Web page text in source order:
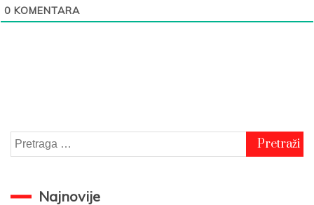
0 KOMENTARA
Pretraga
za:
Najnovije